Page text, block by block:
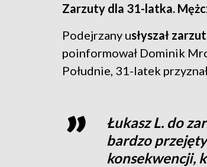
Zarzuty dla 31-latka.
Podejrzany usłyszał
poinformował Dominik
Południe, 31-latek
Łukasz L. do
bardzo
konsekwencji,